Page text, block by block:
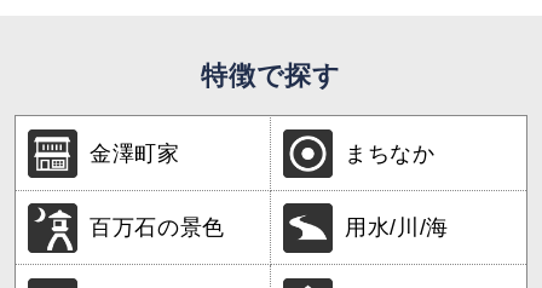
特徴で探す
金澤町家 まちなか
百万石の景色 用水/川/海